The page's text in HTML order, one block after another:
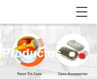
Productos